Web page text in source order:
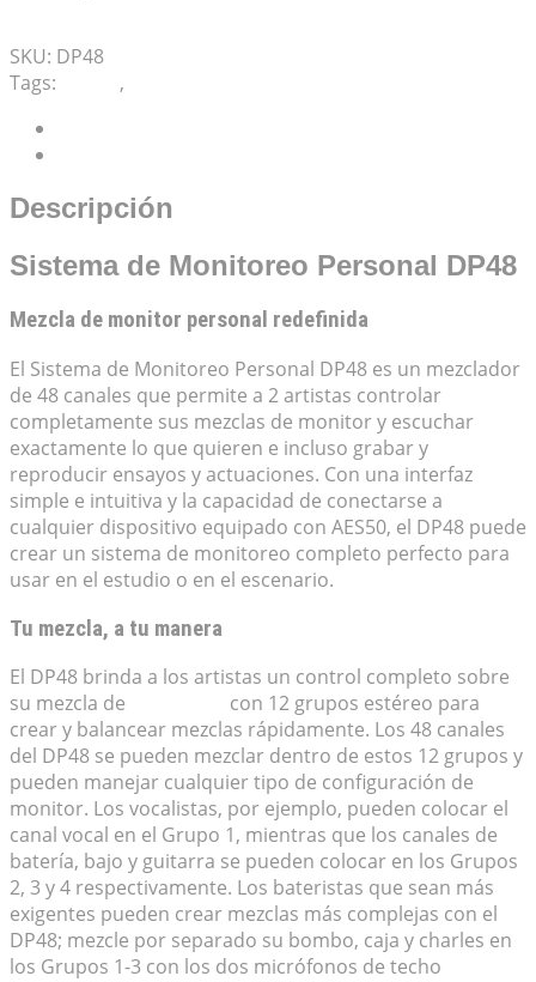
SKU: DP48
Tags:
,
Descripción
Sistema de Monitoreo Personal DP48
Mezcla de monitor personal redefinida
El Sistema de Monitoreo Personal DP48 es un mezclador
de 48 canales que permite a 2 artistas controlar
completamente sus mezclas de monitor y escuchar
exactamente lo que quieren e incluso grabar y
reproducir ensayos y actuaciones. Con una interfaz
simple e intuitiva y la capacidad de conectarse a
cualquier dispositivo equipado con AES50, el DP48 puede
crear un sistema de monitoreo completo perfecto para
usar en el estudio o en el escenario.
Tu mezcla, a tu manera
El DP48 brinda a los artistas un control completo sobre
su mezcla de
con 12 grupos estéreo para
crear y balancear mezclas rápidamente. Los 48 canales
del DP48 se pueden mezclar dentro de estos 12 grupos y
pueden manejar cualquier tipo de configuración de
monitor. Los vocalistas, por ejemplo, pueden colocar el
canal vocal en el Grupo 1, mientras que los canales de
batería, bajo y guitarra se pueden colocar en los Grupos
2, 3 y 4 respectivamente. Los bateristas que sean más
exigentes pueden crear mezclas más complejas con el
DP48; mezcle por separado su bombo, caja y charles en
los Grupos 1-3 con los dos micrófonos de techo